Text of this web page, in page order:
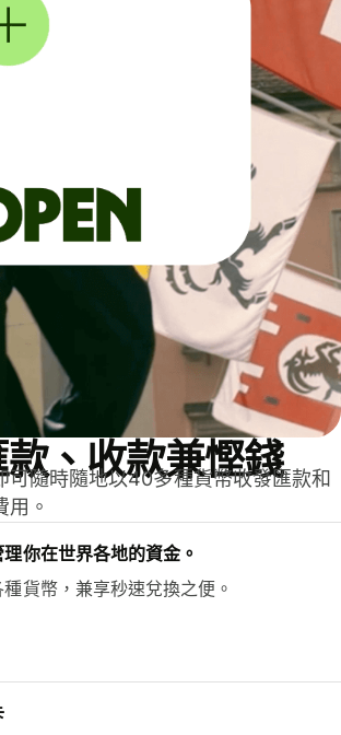
、收款兼慳錢
可隨時隨地以40多種貨幣收發匯款和
用。
你在世界各地的資金。
貨幣，兼享秒速兌換之便。